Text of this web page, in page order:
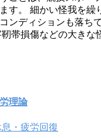
す。 細かい怪我を繰
ンディションも落ち
帯損傷などの大きな
理論
・疲労回復